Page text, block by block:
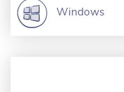
Windows